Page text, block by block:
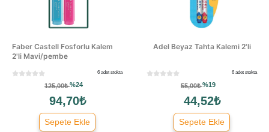
Faber Castell Fosforlu Kalem
2'li Mavi/pembe
6 adet stokta
125,00₺%24
94,70₺
Sepete Ekle
Adel Beyaz Tahta Kalemi 2'li
6 adet stokta
55,00₺%19
44,52₺
Sepete Ekle